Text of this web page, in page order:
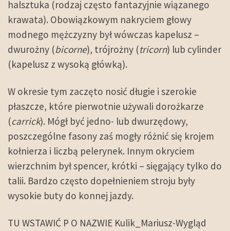
halsztuka (rodzaj często fantazyjnie wiązanego
krawata). Obowiązkowym nakryciem głowy
modnego mężczyzny był wówczas kapelusz –
dwurożny (bicorne), trójrożny (tricorn) lub cylinder
(kapelusz z wysoką główką).
W okresie tym zaczęto nosić długie i szerokie
płaszcze, które pierwotnie używali dorożkarze
(carrick). Mógł być jedno- lub dwurzędowy,
poszczególne fasony zaś mogły różnić się krojem
kołnierza i liczbą pelerynek. Innym okryciem
wierzchnim był spencer, krótki – sięgający tylko do
talii. Bardzo często dopełnieniem stroju były
wysokie buty do konnej jazdy.
TU WSTAWIĆ P O NAZWIE Kulik_Mariusz-Wygląd